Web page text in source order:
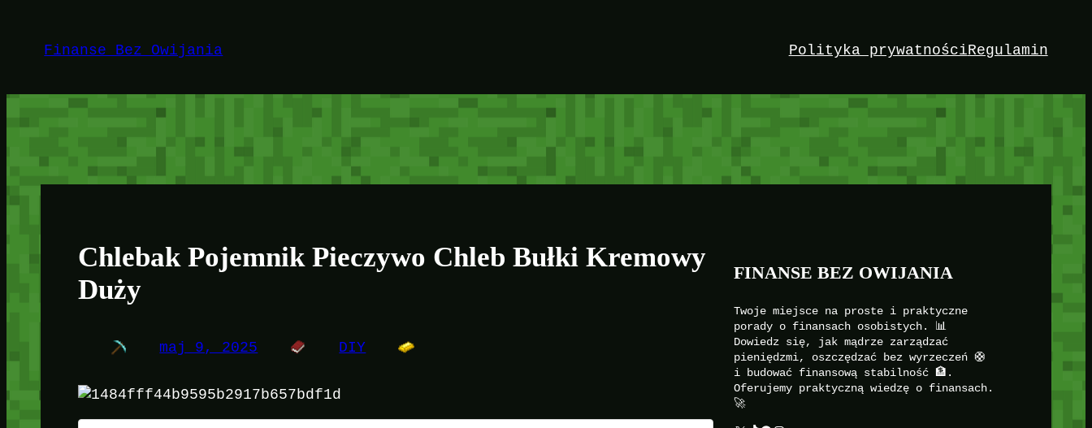
treściFinanse Bez Owijania Polityka prywatnościRegulamin
Chlebak Pojemnik Pieczywo Chleb Bułki Kremowy
Duży
maj 9, 2025 DIY
FINANSE BEZ OWIJANIA
Twoje miejsce na proste i praktyczne
porady o finansach osobistych. 📊
Dowiedz się, jak mądrze zarządzać
pieniędzmi, oszczędzać bez wyrzeczeń 🛟
i budować finansową stabilność 🏦.
Oferujemy praktyczną wiedzę o finansach.
🚀